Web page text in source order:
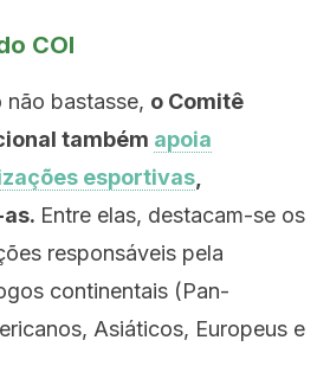
COI
bastasse, o Comitê
também apoia
esportivas
Entre elas, destacam-se os
responsáveis ​​pela
continentais (Pan-
Asiáticos, Europeus e